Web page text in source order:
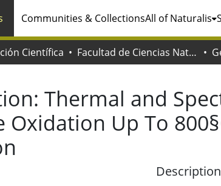
Communities & CollectionsAll of Naturalis
Científica Facultad de Ciencias Naturales y Museo
Thermal and
Oxidation Up To
Description